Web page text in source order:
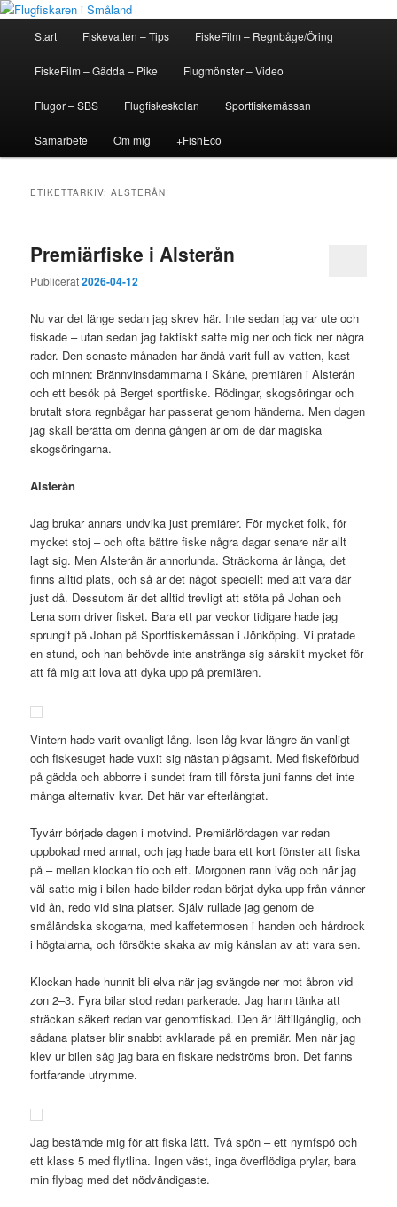
Hoppa
innehåll
Hoppa
sekundärt
innehåll
Flugfiskaren i Småland
En flugfiskeblogg för alla
Start Fiskevatten – Tips FiskeFilm – Regnbåge/Öring
FiskeFilm – Gädda – Pike Flugmönster – Video
Flugor – SBS Flugfiskeskolan Sportfiskemässan
Samarbete Om mig +FishEco
ETIKETTARKIV:ALSTERÅN
Premiärfiske i Alsterån
Publicerat2026-04-12
Nu var det länge sedan jag skrev här. Inte sedan jag var ute och
fiskade – utan sedan jag faktiskt satte mig ner och fick ner några
rader. Den senaste månaden har ändå varit full av vatten, kast
och minnen: Brännvinsdammarna i Skåne, premiären i Alsterån
och ett besök på Berget sportfiske. Rödingar, skogsöringar och
brutalt stora regnbågar har passerat genom händerna. Men dagen
jag skall berätta om denna gången är om de där magiska
skogsöringarna.
Alsterån
Jag brukar annars undvika just premiärer. För mycket folk, för
mycket stoj – och ofta bättre fiske några dagar senare när allt
lagt sig. Men Alsterån är annorlunda. Sträckorna är långa, det
finns alltid plats, och så är det något speciellt med att vara där
just då. Dessutom är det alltid trevligt att stöta på Johan och
Lena som driver fisket. Bara ett par veckor tidigare hade jag
sprungit på Johan på Sportfiskemässan i Jönköping. Vi pratade
en stund, och han behövde inte anstränga sig särskilt mycket för
att få mig att lova att dyka upp på premiären.
Vintern hade varit ovanligt lång. Isen låg kvar längre än vanligt
och fiskesuget hade vuxit sig nästan plågsamt. Med fiskeförbud
på gädda och abborre i sundet fram till första juni fanns det inte
många alternativ kvar. Det här var efterlängtat.
Tyvärr började dagen i motvind. Premiärlördagen var redan
uppbokad med annat, och jag hade bara ett kort fönster att fiska
på – mellan klockan tio och ett. Morgonen rann iväg och när jag
väl satte mig i bilen hade bilder redan börjat dyka upp från vänner
vid ån, redo vid sina platser. Själv rullade jag genom de
småländska skogarna, med kaffetermosen i handen och hårdrock
i högtalarna, och försökte skaka av mig känslan av att vara sen.
Klockan hade hunnit bli elva när jag svängde ner mot åbron vid
zon 2–3. Fyra bilar stod redan parkerade. Jag hann tänka att
sträckan säkert redan var genomfiskad. Den är lättillgänglig, och
sådana platser blir snabbt avklarade på en premiär. Men när jag
klev ur bilen såg jag bara en fiskare nedströms bron. Det fanns
fortfarande utrymme.
Jag bestämde mig för att fiska lätt. Två spön – ett nymfspö och
ett klass 5 med flytlina. Ingen väst, inga överflödiga prylar, bara
min flybag med det nödvändigaste.